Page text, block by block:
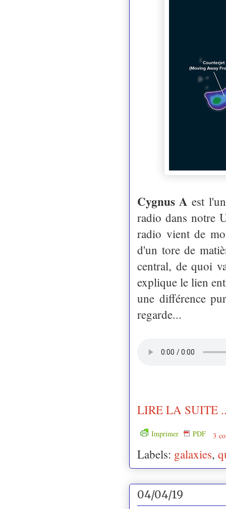
Cygnus A est
radio dans notre
radio vient de
d'un tore de
central, de quoi
explique le lien
une différence
regarde...
LIRE LA SUITE
Imprimer PDF 3
Labels: galaxies,
04/04/19